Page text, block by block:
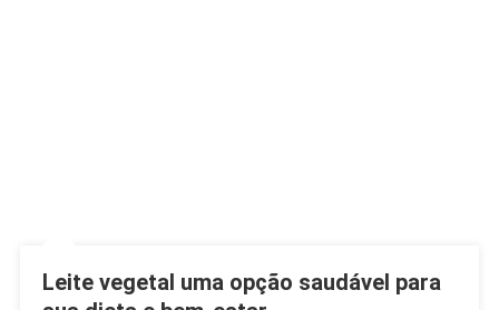
Leite vegetal uma opção saudável para